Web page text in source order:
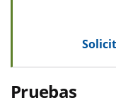
Pruebas